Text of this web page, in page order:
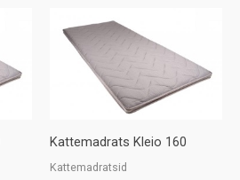
Kattemadrats Kleio 160
Kattemadratsid